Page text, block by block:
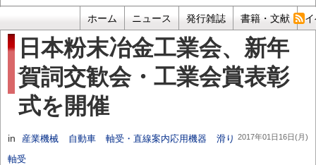
リ
ン
ク
ラ
イ
リ
ホーム ニュース 発行雑誌 書籍・文献
日本粉末冶金工業会、新年
賀詞交歓会・工業会賞表彰
式を開催
2017年01日16日(月)
in 産業機械 自動車 軸受・直線案内応用機器 滑り
軸受